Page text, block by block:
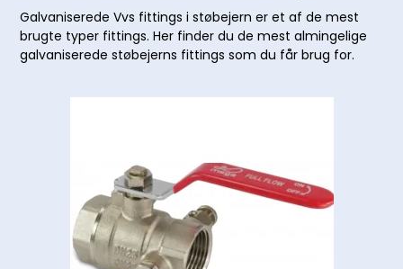
Galvaniserede Vvs fittings i støbejern er et af de mest
brugte typer fittings. Her finder du de mest almingelige
galvaniserede støbejerns fittings som du får brug for.